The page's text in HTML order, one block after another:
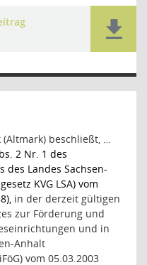
beschließt, …
2 Nr. 1 des
des Landes Sachsen-
KVG LSA) vom
in der derzeit gültigen
zur Förderung und
und in
Anhalt
vom 05.03.2003